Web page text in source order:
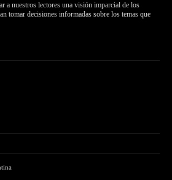
a nuestros lectores una visión imparcial de los
tomar decisiones informadas sobre los temas que